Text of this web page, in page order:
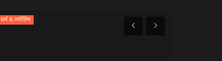
धर्म & ज्योतिष